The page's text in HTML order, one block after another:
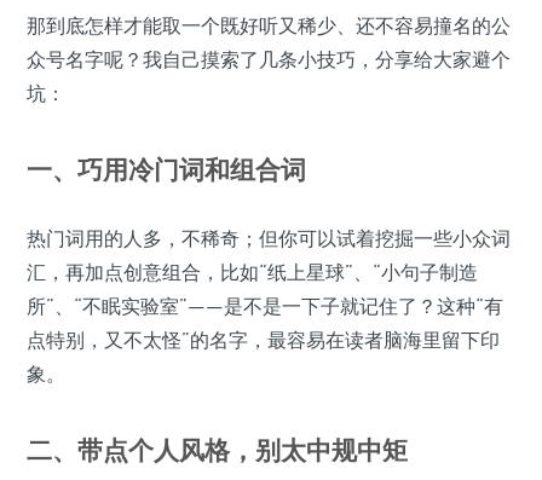
那到底怎样才能取一个既好听又稀少、还不容易撞名的公
众号名字呢？我自己摸索了几条小技巧，分享给大家避个
坑：
一、巧用冷门词和组合词
热门词用的人多，不稀奇；但你可以试着挖掘一些小众词
汇，再加点创意组合，比如“纸上星球”、“小句子制造
所”、“不眠实验室”——是不是一下子就记住了？这种“有
点特别，又不太怪”的名字，最容易在读者脑海里留下印
象。
二、带点个人风格，别太中规中矩